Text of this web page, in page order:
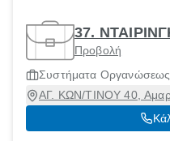
37.
Προβολή
Συστήματα Οργανώσεως
ΑΓ. ΚΩΝ/ΤΙΝΟΥ 40,